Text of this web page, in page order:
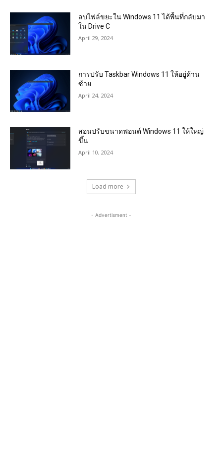
ลบไฟล์ขยะใน Windows 11 ได้พื้นที่กลับมา
ใน Drive C
April 29, 2024
การปรับ Taskbar Windows 11 ให้อยู่ด้าน
ซ้าย
April 24, 2024
สอนปรับขนาดฟอนต์ Windows 11 ให้ใหญ่
ขึ้น
April 10, 2024
Load more
- Advertisment -